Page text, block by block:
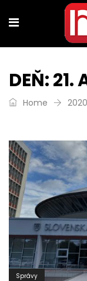
DEŇ:21.
Home 2020
Správy